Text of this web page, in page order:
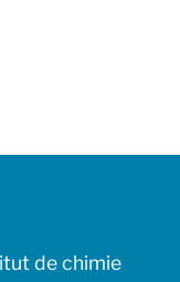
de chimie